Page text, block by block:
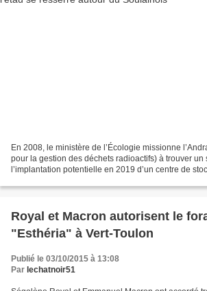
En 2008, le ministère de l’Écologie missionne
pour la gestion des déchets radioactifs) à trouver
l’implantation potentielle en 2019 d’un centre de
Royal et Macron autorisent le
"Esthéria" à Vert-Toulon
Publié le 03/10/2015 à 13:08
Par lechatnoir51